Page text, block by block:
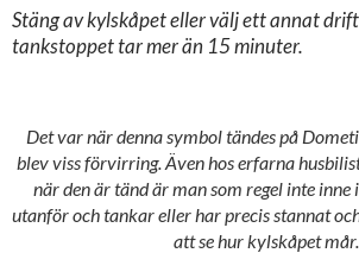
Stäng av kylskåpet eller välj ett annat
tankstoppet tar mer än 15 minuter.
Det var när denna symbol tändes på
blev viss förvirring. Även hos erfarna
när den är tänd är man som regel inte inne
utanför och tankar eller har precis stannat
att se hur kylskåpet mår.